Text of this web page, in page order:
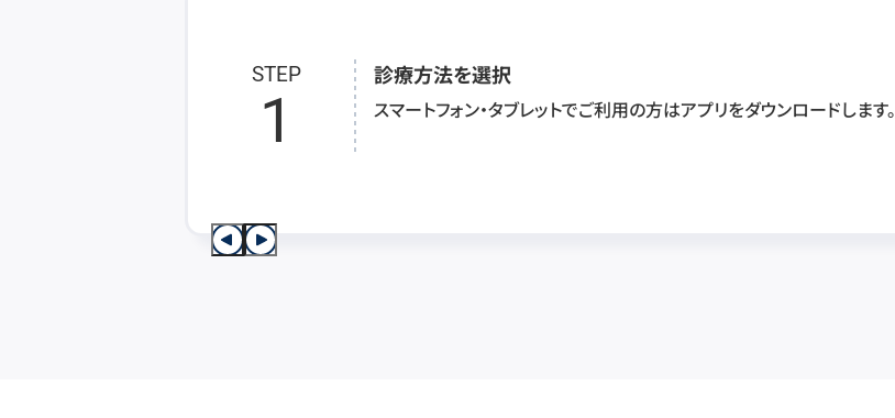
STEP
1
診療方法を選択
スマートフォン・タブレットでご利用の方はアプリをダウンロードします。